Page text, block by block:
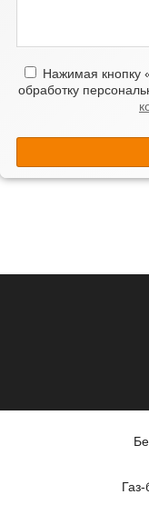
Нажимая кнопку
обработку